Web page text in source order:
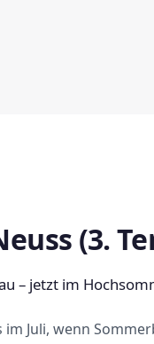
(3.
– jetzt im
Juli, wenn